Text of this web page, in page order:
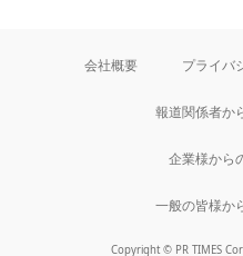
会社概要 プライバ
報道関係者か
企業様から
一般の皆様か
Copyright © PR TIMES